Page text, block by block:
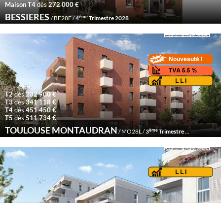
Maison T4dès272 000 €
BESSIERES/ BE28E /4èmeTrimestre 2028
T2dès232 900 €
T3dès341 118 €
T4dès451 450 €
T5dès511 734 €
TOULOUSE MONTAUDRAN/ MO28L /3èmeTrimestre 2028